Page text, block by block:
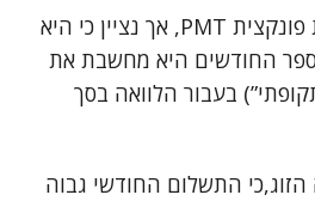
לא נסביר כאן לעומק את פונקצית PMT, אך נציין כי היא
החודשים היא מחשבת את
בעבור הלוואה בסך
התשלום החודשי גבוה